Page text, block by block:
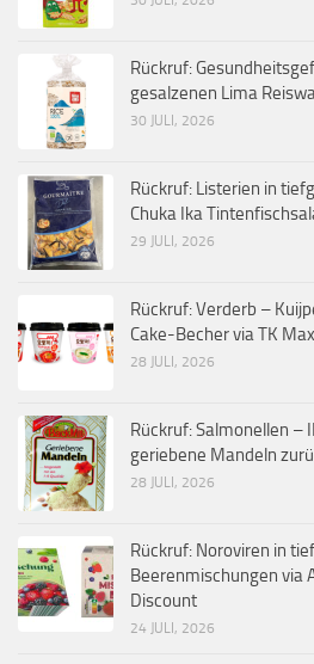
Rückruf:
gesalzenen Lima
30 JULI, 2026
Rückruf: Listerien in
Chuka Ika
29 JULI, 2026
Rückruf: Verderb –
Cake-Becher via TK
28 JULI, 2026
Rückruf: Salmonellen –
geriebene Mandeln
28 JULI, 2026
Rückruf: Noroviren in
Beerenmischungen via
Discount
24 JULI, 2026